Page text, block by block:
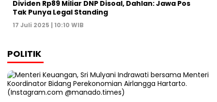
Dividen Rp89 Miliar DNP Disoal, Dahlan: Jawa Pos
Tak Punya Legal Standing
17 Juli 2025 | 10:10 WIB
POLITIK